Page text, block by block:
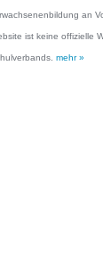
an
ist keine offizielle
mehr »